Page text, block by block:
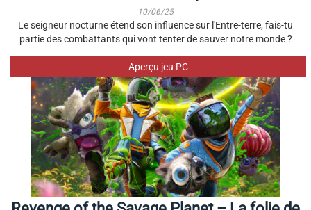
10/06/25
Le seigneur nocturne étend son influence sur l'Entre-terre, fais-tu
partie des combattants qui vont tenter de sauver notre monde ?
Aperçu jeu PC